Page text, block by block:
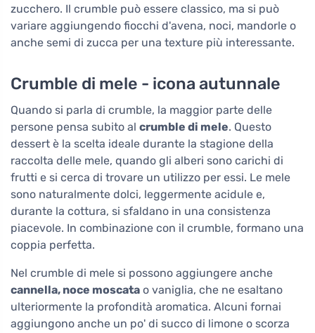
zucchero. Il crumble può essere classico, ma si può
variare aggiungendo fiocchi d'avena, noci, mandorle o
anche semi di zucca per una texture più interessante.
Crumble di mele - icona autunnale
Quando si parla di crumble, la maggior parte delle
persone pensa subito al crumble di mele. Questo
dessert è la scelta ideale durante la stagione della
raccolta delle mele, quando gli alberi sono carichi di
frutti e si cerca di trovare un utilizzo per essi. Le mele
sono naturalmente dolci, leggermente acidule e,
durante la cottura, si sfaldano in una consistenza
piacevole. In combinazione con il crumble, formano una
coppia perfetta.
Nel crumble di mele si possono aggiungere anche
cannella, noce moscata o vaniglia, che ne esaltano
ulteriormente la profondità aromatica. Alcuni fornai
aggiungono anche un po' di succo di limone o scorza